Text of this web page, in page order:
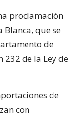
proclamación
que se
de
232 de la Ley de
de
con